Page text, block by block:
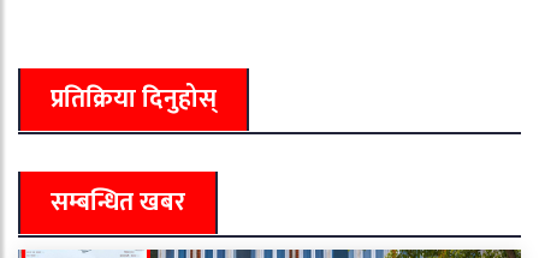
प्रतिक्रिया दिनुहोस्
सम्बन्धित खबर